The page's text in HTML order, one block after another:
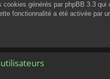
cookies générés par phpBB 3.3
fonctionnalité a été activée par